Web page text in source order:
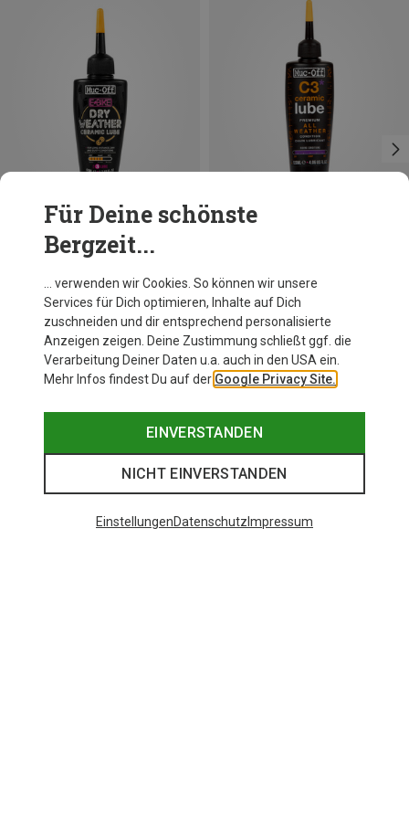
Du sparst 10%
Für Deine schönste
Bergzeit...
… verwenden wir Cookies. So können wir unsere
Services für Dich optimieren, Inhalte auf Dich
zuschneiden und dir entsprechend personalisierte
Anzeigen zeigen. Deine Zustimmung schließt ggf. die
Verarbeitung Deiner Daten u.a. auch in den USA ein.
Mehr Infos findest Du auf der Google Privacy Site.
EINVERSTANDEN
NICHT EINVERSTANDEN
EinstellungenDatenschutz Impressum